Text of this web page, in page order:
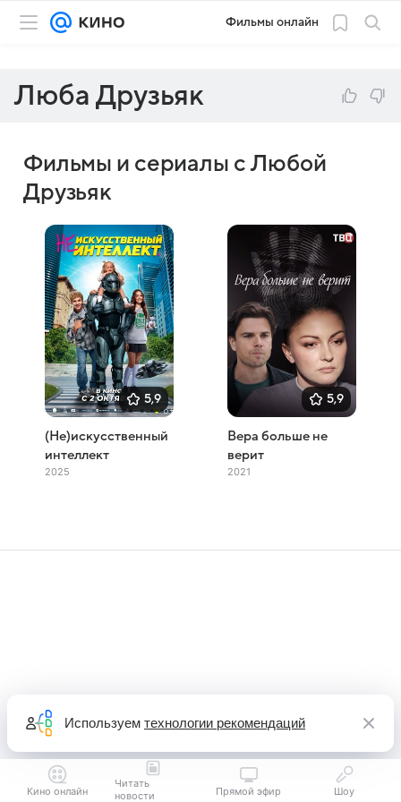
Фильмы онлайн
Люба Друзьяк
Фильмы и сериалы с Любой
Друзьяк
5,9
(Не)искусственный
интеллект
2025
5,9
Вера больше не
верит
2021
Кино онлайн
Читать
новости
Прямой эфир Шоу
Используем технологии рекомендаций